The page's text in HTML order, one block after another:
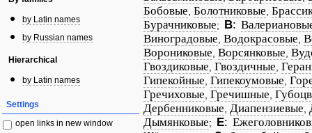
by Latin names
by Russian names
Hierarchical
by Latin names
Settings
open links in new window
Бобовые Болотниковые
Бурачниковые; В:
Виноградовые Водокрасовые
Ворониковые Ворсянковые
Гвоздиковые Гвоздичные
Гипекойные Гипекоумовые
Гречиховые Гречишные
Дербенниковые Диапензиевые
Дымянковые; Е: